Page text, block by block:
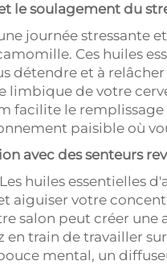
le soulagement du
journée stressante
Ces huiles
détendre et à
limbique de votre
facilite le remplissage
paisible où
avec des senteurs
huiles essentielles
aiguiser votre
salon peut créer
en train de travailler
mental, un